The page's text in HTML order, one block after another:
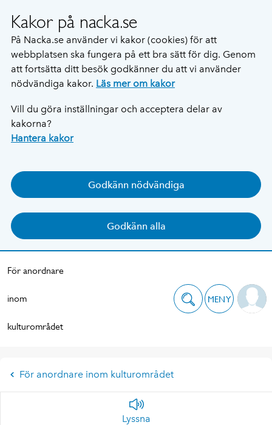
Kakor på nacka.se
På Nacka.se använder vi kakor (cookies) för att
webbplatsen ska fungera på ett bra sätt för dig. Genom
att fortsätta ditt besök godkänner du att vi använder
nödvändiga kakor. Läs mer om kakor
Vill du göra inställningar och acceptera delar av
kakorna?
Hantera kakor
Godkänn nödvändiga
Godkänn alla
För anordnare
inom
kulturområdet
MENY
För anordnare inom kulturområdet
Lyssna